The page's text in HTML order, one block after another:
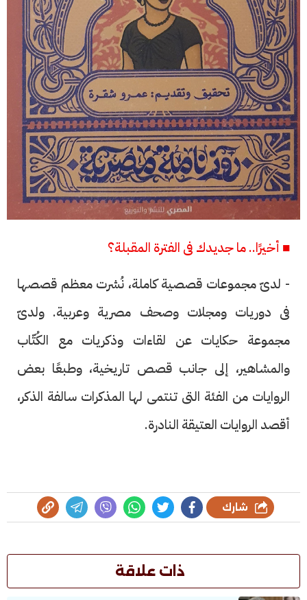
■ أخيرًا.. ما جديدك فى الفترة المقبلة؟
- لدىّ مجموعات قصصية كاملة، نُشرت معظم قصصها
فى دوريات ومجلات وصحف مصرية وعربية. ولدىّ
مجموعة حكايات عن لقاءات وذكريات مع الكُتّاب
والمشاهير، إلى جانب قصص تاريخية، وطبعًا بعض
الروايات من الفئة التى تنتمى لها المذكرات سالفة الذكر،
أقصد الروايات العتيقة النادرة.
شارك
ذات علاقة